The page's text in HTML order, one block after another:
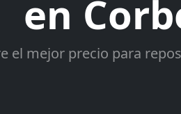
en
el mejor precio para